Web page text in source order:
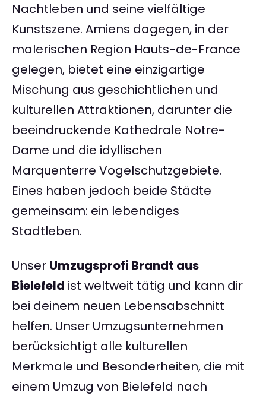
Nachtleben und seine vielfältige
Kunstszene. Amiens dagegen, in der
malerischen Region Hauts-de-France
gelegen, bietet eine einzigartige
Mischung aus geschichtlichen und
kulturellen Attraktionen, darunter die
beeindruckende Kathedrale Notre-
Dame und die idyllischen
Marquenterre Vogelschutzgebiete.
Eines haben jedoch beide Städte
gemeinsam: ein lebendiges
Stadtleben.
Unser Umzugsprofi Brandt aus
Bielefeld ist weltweit tätig und kann dir
bei deinem neuen Lebensabschnitt
helfen. Unser Umzugsunternehmen
berücksichtigt alle kulturellen
Merkmale und Besonderheiten, die mit
einem Umzug von Bielefeld nach